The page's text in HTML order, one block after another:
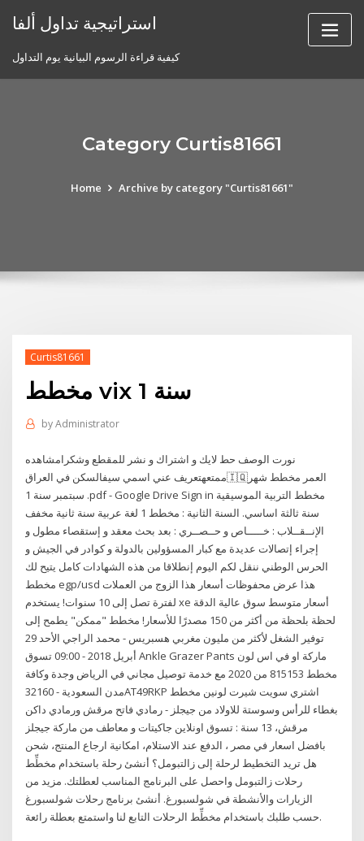
استراتيجية تداول ألفا
كيفية قراءة الرسوم البيانية يوم التداول
Category Curtis81661
Home Archive by category "Curtis81661"
Curtis81661
مخطط vix 1 سنة
byAdministrator
نورت الوصف ️حط لايك و اشتراك و نشر للمقطع وشكرامشاهده
ممتعهتعريف عني اسمي سيفالسكن في العراق🇮🇶العمر مخطط شهر
سبتمبر سنة 1 .pdf - Google Drive Sign in مخطط التربية الموسيقية
سنة ثالثة اساسي. السنة الثانية : مخطط 1 لغة عربية سنة ثانية مخفف
الإنــقــلاب : خـــــاص و حــصــري : بعد بحث معقد و إستقصاء مطول و
إجراء إتصالات عديدة مع كبار المسؤولين بالدولة و كوادر في الجيش و
الحرس الوطني ننقل لكم اليوم إنطلاقا من هذه الشهادات كامل يتيح لك
مخطط egp/usd هذا عرض محفوظات أسعار هذا الزوج من العملات
لفترة تصل إلى 10 سنوات! يستخدم xe أسعار متوسط سوق عالية الدقة
لحظة بلحظة من أكثر من 150 مصدرًا للأسعار! مخطط "ممكن" يطمح إلى
توفير الشغل لأكثر من مليون مغربي هسبريس - محمد الراجي الأحد 29
أبريل 2018 - 09:00 تسوق Ankle Grazer Pants ماركة او في اس لون
مخطط 815153 من 2020 مع خدمة توصيل مجاني في الرياض وجدة وكافة
مدن السعودية - 32160AT49RKP اشتري سويت شيرت لونين مخطط
بغطاء للرأس وسوستة للاولاد من جيجلز - رمادي فاتح مرقش ورمادي داكن
مرقش، 13 سنة : تسوق اونلاين جاكيتات و معاطف من ماركة جيجلز
بافضل اسعار في مصر ، الدفع عند الاستلام، امكانية ارجاع المنتج، شحن
هل تريد التخطيط لرحلة إلى زالتبومل؟ أنشئ رحلة باستخدام مخطِّط
رحلات زالتبومل واحصل على البرنامج المناسب لعطلتك. مزيد من
الزيارات والأنشطة في شولسبورغ. أنشئ برنامج رحلات شولسبورغ
حسب طلبك باستخدام مخطِّط الرحلات التابع لنا واستمتع بعطلة رائعة.